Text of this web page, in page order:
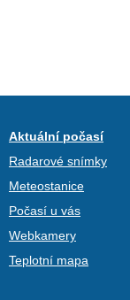
Aktuální počasí
Radarové snímky
Meteostanice
Počasí u vás
Webkamery
Teplotní mapa